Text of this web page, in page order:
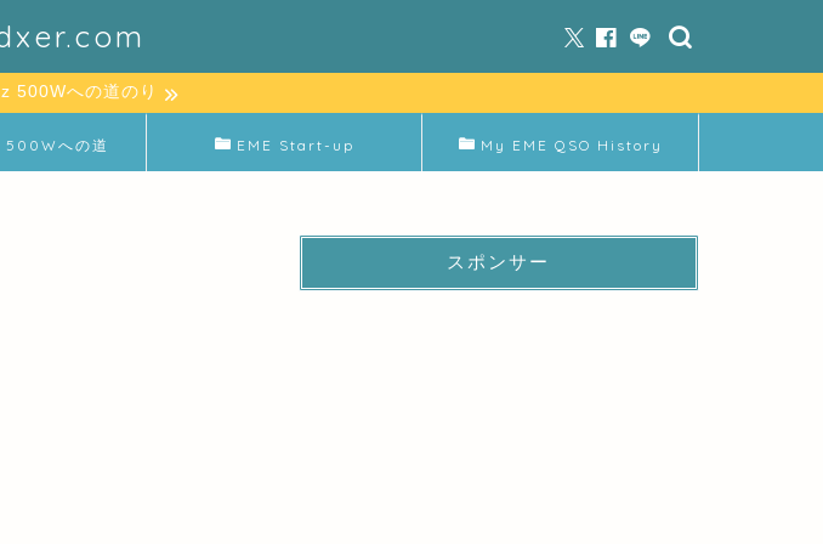
500Wへの道のり
への道 EME Start-up My EME QSO History
スポンサー